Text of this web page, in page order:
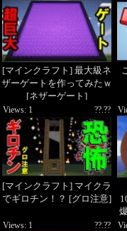
[マインクラフト] 最大級ネ
ザーゲートを作ってみたｗ
[ネザーゲート]
[マインクラフト] マイクラ
でギロチン！？ [グロ注意]
??.??
Views: 1
??.??
Views: 1